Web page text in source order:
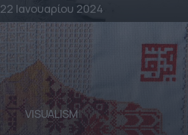
22 Ιανουαρίου 2024
VISUALISM